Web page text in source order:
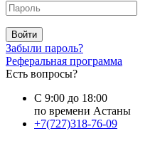
Войти
Забыли пароль?
Реферальная программа
Есть вопросы?
С 9:00 до 18:00
по времени Астаны
+7(727)318-76-09